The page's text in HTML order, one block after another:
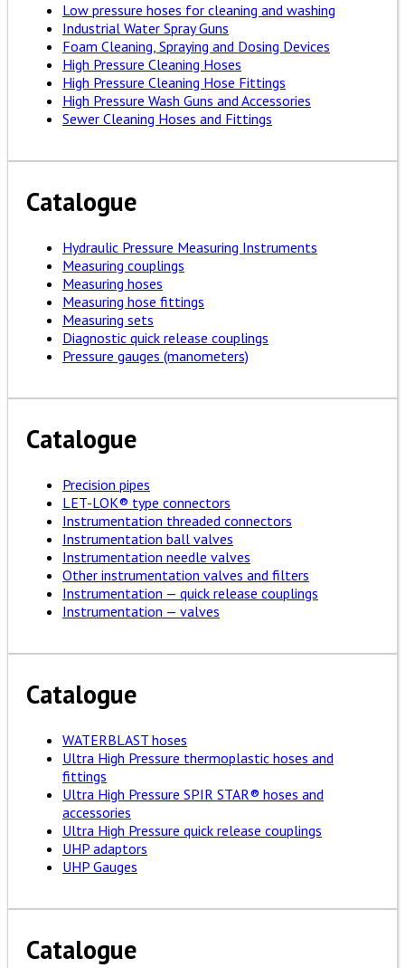
Low pressure hoses for cleaning and washing
Industrial Water Spray Guns
Foam Cleaning, Spraying and Dosing Devices
High Pressure Cleaning Hoses
High Pressure Cleaning Hose Fittings
High Pressure Wash Guns and Accessories
Sewer Cleaning Hoses and Fittings
Catalogue
Hydraulic Pressure Measuring Instruments
Measuring couplings
Measuring hoses
Measuring hose fittings
Measuring sets
Diagnostic quick release couplings
Pressure gauges (manometers)
Catalogue
Precision pipes
LET-LOK® type connectors
Instrumentation threaded connectors
Instrumentation ball valves
Instrumentation needle valves
Other instrumentation valves and filters
Instrumentation — quick release couplings
Instrumentation — valves
Catalogue
WATERBLAST hoses
Ultra High Pressure thermoplastic hoses and
fittings
Ultra High Pressure SPIR STAR® hoses and
accessories
Ultra High Pressure quick release couplings
UHP adaptors
UHP Gauges
Catalogue